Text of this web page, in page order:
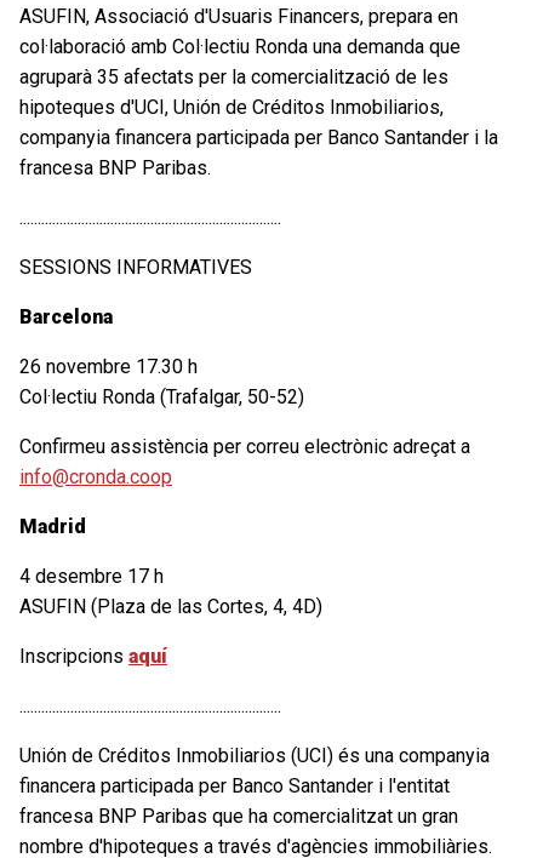
ASUFIN, Associació d'Usuaris Financers, prepara en
col·laboració amb Col·lectiu Ronda una demanda que
agruparà 35 afectats per la comercialització de les
hipoteques d'UCI, Unión de Créditos Inmobiliarios,
companyia financera participada per Banco Santander i la
francesa BNP Paribas.
........................................................................
SESSIONS INFORMATIVES
Barcelona
26 novembre 17.30 h
Col·lectiu Ronda (Trafalgar, 50-52)
Confirmeu assistència per correu electrònic adreçat a
info@cronda.coop
Madrid
4 desembre 17 h
ASUFIN (Plaza de las Cortes, 4, 4D)
Inscripcions aquí
........................................................................
Unión de Créditos Inmobiliarios (UCI) és una companyia
financera participada per Banco Santander i l'entitat
francesa BNP Paribas que ha comercialitzat un gran
nombre d'hipoteques a través d'agències immobiliàries.